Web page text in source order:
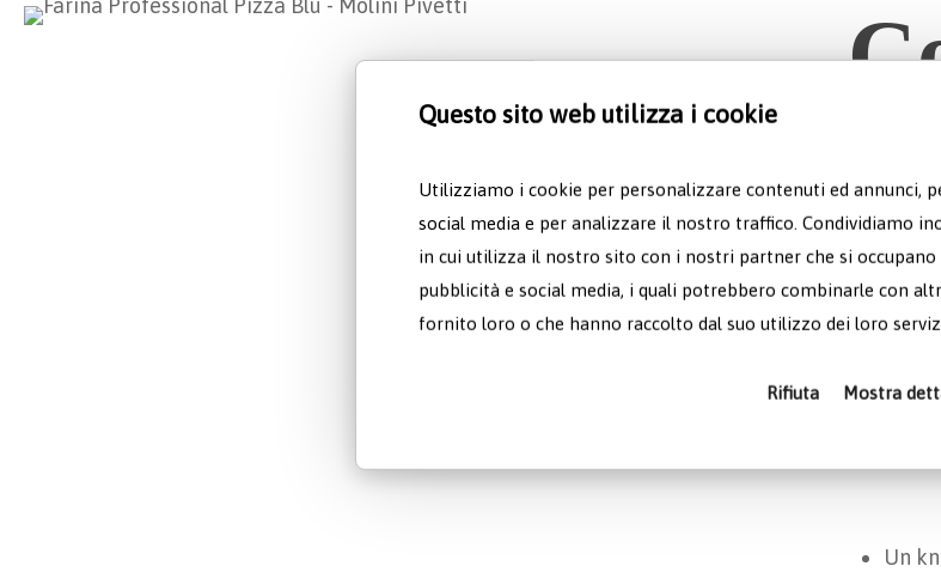
Questo sito web utilizza i cookie
Utilizziamo i cookie per personalizzare contenuti ed annunci,
social media e per analizzare il nostro traffico. Condividiamo
in cui utilizza il nostro sito con i nostri partner che si occupano
pubblicità e social media, i quali potrebbero combinarle con
fornito loro o che hanno raccolto dal suo utilizzo dei loro
Rifiuta Mostra
Un